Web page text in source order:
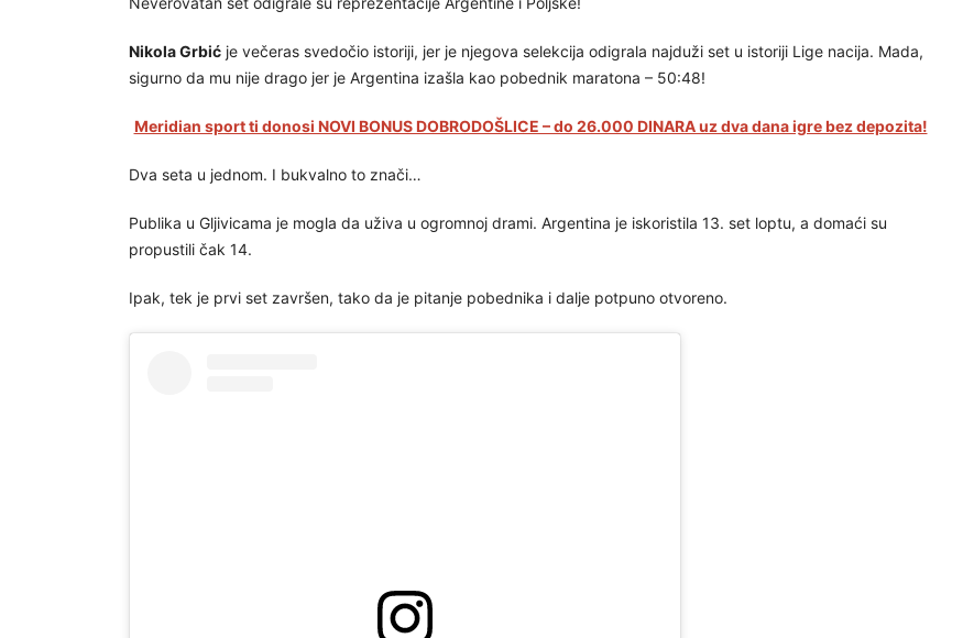
Nikola Grbić je večeras svedočio istoriji, jer je njegova selekcija odigrala najduži set u istoriji Lige nacija. Mada,
sigurno da mu nije drago jer je Argentina izašla kao pobednik maratona – 50:48!
Meridian sport ti donosi NOVI BONUS DOBRODOŠLICE – do 26.000 DINARA uz dva dana igre bez depozita!
Dva seta u jednom. I bukvalno to znači…
Publika u Gljivicama je mogla da uživa u ogromnoj drami. Argentina je iskoristila 13. set loptu, a domaći su
propustili čak 14.
Ipak, tek je prvi set završen, tako da je pitanje pobednika i dalje potpuno otvoreno.